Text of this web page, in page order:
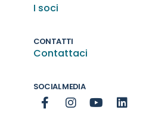
I soci
CONTATTI
Contattaci
SOCIAL MEDIA